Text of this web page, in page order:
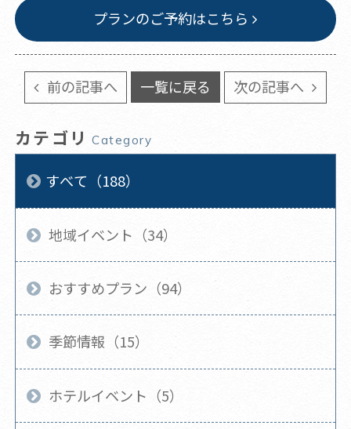
プランのご予約はこちら
前の記事へ 一覧に戻る 次の記事へ
カテゴリ Category
すべて（188）
地域イベント（34）
おすすめプラン（94）
季節情報（15）
ホテルイベント（5）